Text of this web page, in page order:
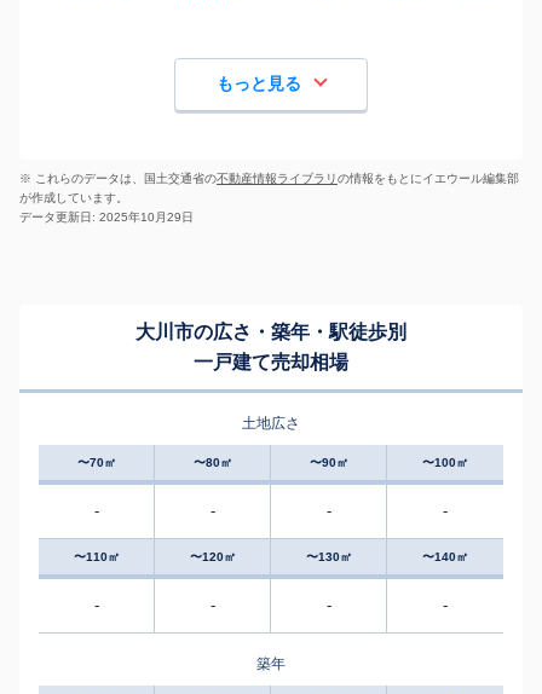
もっと見る
※ これらのデータは、国土交通省の不動産情報ライブラリの情報をもとにイエウール編集部
が作成しています。
データ更新日: 2025年10月29日
大川市の広さ・築年・駅徒歩別
一戸建て売却相場
土地広さ
〜70㎡ 〜80㎡ 〜90㎡ 〜100㎡
- - - -
〜110㎡ 〜120㎡ 〜130㎡ 〜140㎡
- - - -
築年